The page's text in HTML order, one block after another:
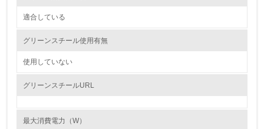
<L2> 資源とエネルギーの使用量の把握をし、具体的な削
環境配慮型製品・サービスの製造・販売
適合している
グリーンスチール使用有無
使用していない
グリーンスチールURL
最大消費電力（W）